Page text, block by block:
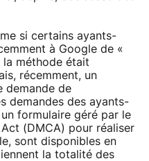
si certains ayants-
à Google de «
la méthode était
récemment, un
demande de
demandes des ayants-
formulaire géré par le
(DMCA) pour réaliser
sont disponibles en
la totalité des